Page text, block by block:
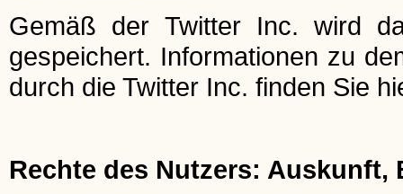
Gemäß der Twitter Inc. wird
gespeichert. Informationen zu
durch die Twitter Inc. finden Sie
Rechte des Nutzers: